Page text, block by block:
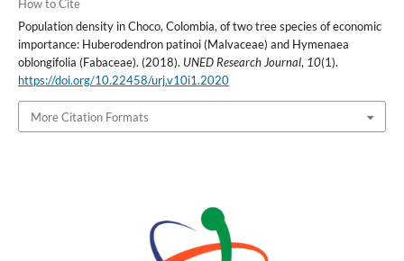
How to Cite
Population density in Choco, Colombia, of two tree species of economic
importance: Huberodendron patinoi (Malvaceae) and Hymenaea
oblongifolia (Fabaceae). (2018). UNED Research Journal, 10(1).
https://doi.org/10.22458/urj.v10i1.2020
More Citation Formats